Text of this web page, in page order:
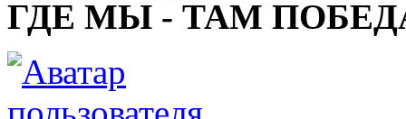
ГДЕ МЫ - ТАМ